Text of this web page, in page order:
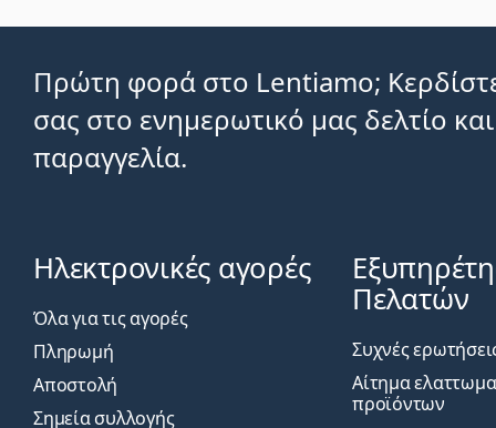
Πρώτη φορά στο Lentiamo;
σας στο ενημερωτικό μας δελτίο
παραγγελία.
Ηλεκτρονικές αγορές
Όλα για τις αγορές
Πληρωμή
Αποστολή
Σημεία συλλογής
Πελατών
Συχνές
Αίτημα
προϊόντων